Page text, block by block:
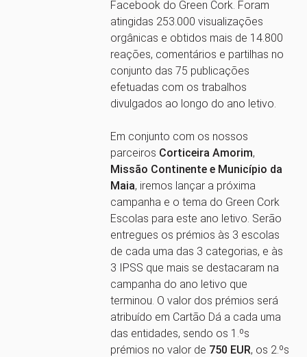
Facebook do Green Cork. Foram
atingidas 253.000 visualizações
orgânicas e obtidos mais de 14.800
reações, comentários e partilhas no
conjunto das 75 publicações
efetuadas com os trabalhos
divulgados ao longo do ano letivo.
Em conjunto com os nossos
parceiros Corticeira Amorim,
Missão Continente e Município da
Maia, iremos lançar a próxima
campanha e o tema do Green Cork
Escolas para este ano letivo. Serão
entregues os prémios às 3 escolas
de cada uma das 3 categorias, e às
3 IPSS que mais se destacaram na
campanha do ano letivo que
terminou. O valor dos prémios será
atribuído em Cartão Dá a cada uma
das entidades, sendo os 1.ºs
prémios no valor de 750 EUR, os 2.ºs